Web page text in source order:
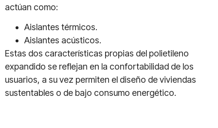
actúan como:
Aislantes térmicos.
Aislantes acústicos.
Estas dos características propias del polietileno
expandido se reflejan en la confortabilidad de los
usuarios, a su vez permiten el diseño de viviendas
sustentables o de bajo consumo energético.